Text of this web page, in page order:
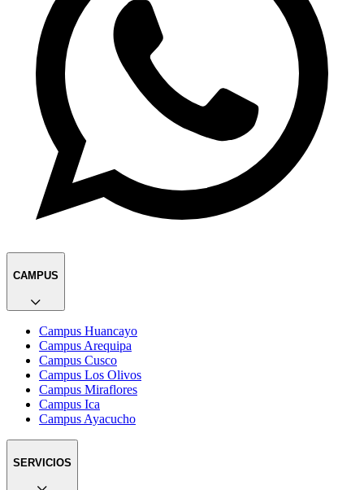
CAMPUS
Campus Huancayo
Campus Arequipa
Campus Cusco
Campus Los Olivos
Campus Miraflores
Campus Ica
Campus Ayacucho
SERVICIOS